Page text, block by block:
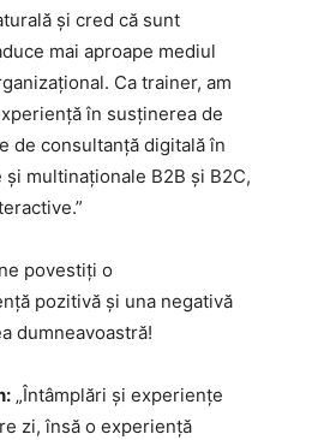
și cred că sunt
mai aproape mediul
Ca trainer, am
în susținerea de
de consultanță digitală în
multinaționale B2B și B2C,
povestiți o
pozitivă și una negativă
dumneavoastră!
„Întâmplări și experiențe
zi, însă o experiență